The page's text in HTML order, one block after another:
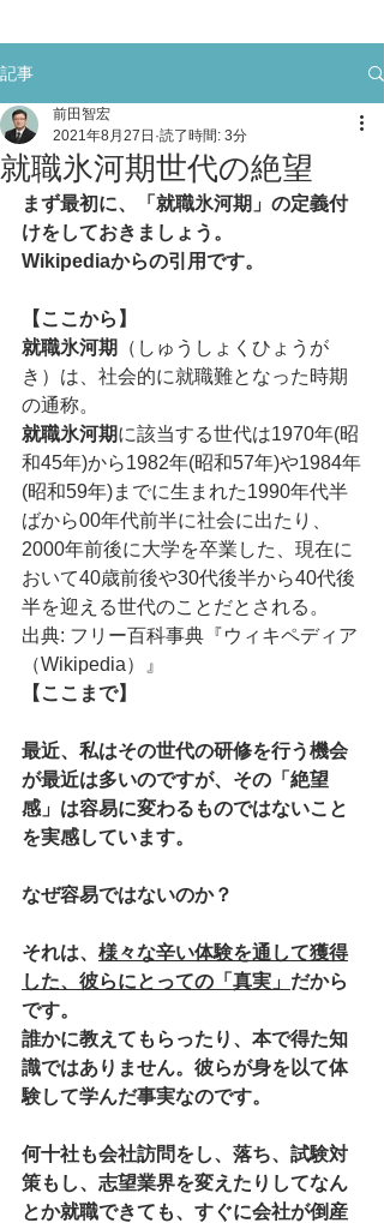
記事
就職氷河期世代の絶望
前田智宏
2021年8月27日 読了時間: 3分
まず最初に、「就職氷河期」の定義付
けをしておきましょう。
Wikipediaからの引用です。
【ここから】
就職氷河期
（しゅうしょくひょうが
き）は、社会的に就職難となった時期
の通称。
就職氷河期に該当する世代は1970年(昭
和45年)から1982年(昭和57年)や1984年
(昭和59年)までに生まれた1990年代半
ばから00年代前半に社会に出たり、
2000年前後に大学を卒業した、現在に
おいて40歳前後や30代後半から40代後
半を迎える世代のことだとされる。
出典: フリー百科事典『ウィキペディア
（Wikipedia）』
【ここまで】
最近、私はその世代の研修を行う機会
が最近は多いのですが、その「絶望
感」は容易に変わるものではないこと
を実感しています。
なぜ容易ではないのか？
それは、 様々な辛い体験を通して獲得
した、彼らにとっての「真実」 だから
です。
誰かに教えてもらったり、本で得た知
識ではありません。彼らが身を以て体
験して学んだ事実なのです。
何十社も会社訪問をし、落ち、試験対
策もし、志望業界を変えたりしてなん
とか就職できても、すぐに会社が倒産